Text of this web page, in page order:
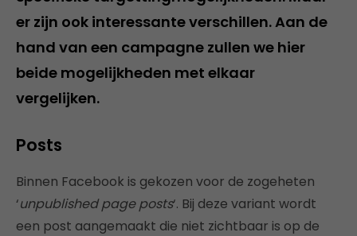
er zijn ook interessante verschillen. Aan de
hand van een campagne zullen we hier
beide mogelijkheden met elkaar
vergelijken.
Posts
Binnen Facebook is gekozen voor de zogeheten
‘unpublished page posts‘. Bij deze variant wordt
een post aangemaakt die niet zichtbaar is op de